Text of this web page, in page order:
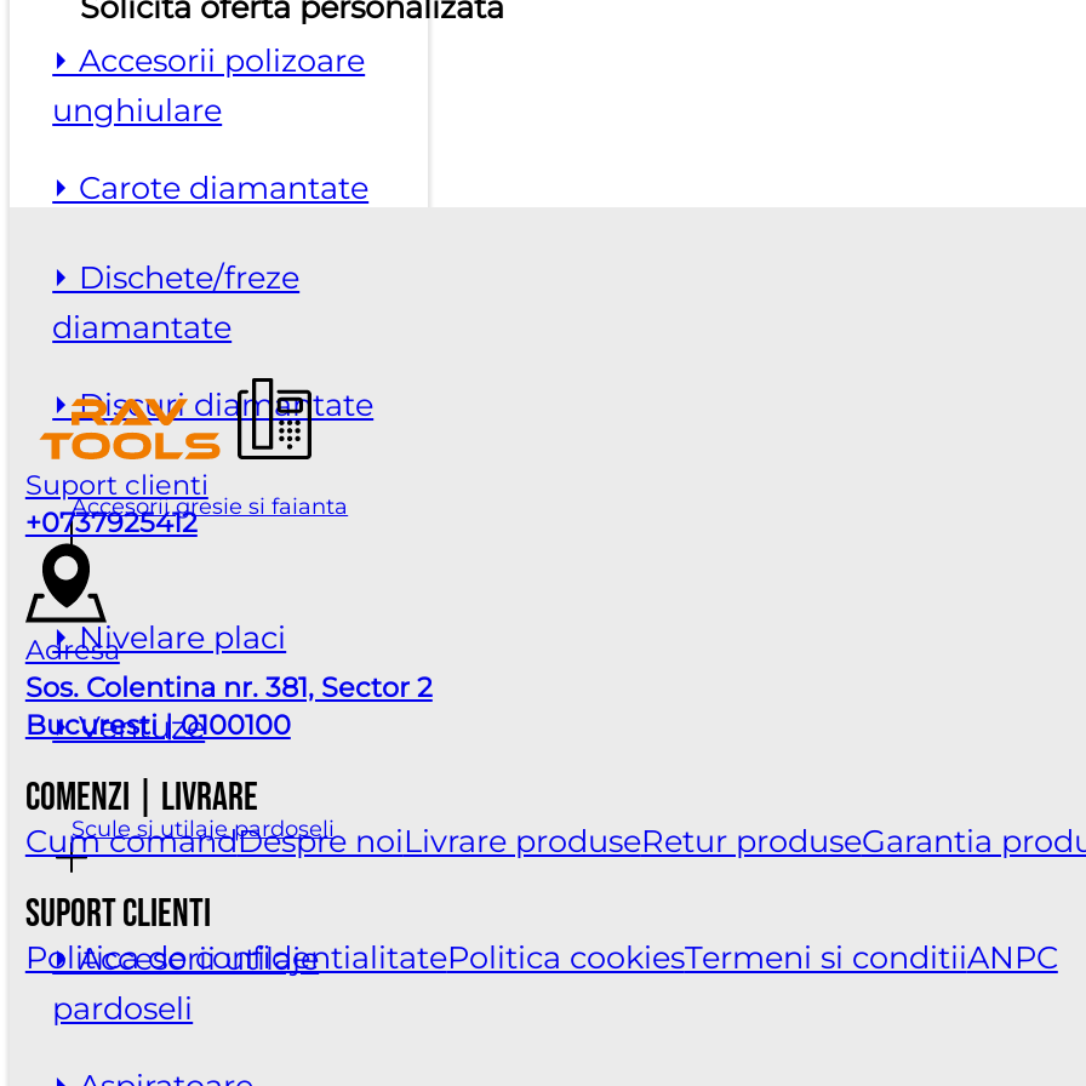
⏵ Accesorii polizoare
unghiulare
⏵ Carote diamantate
⏵ Dischete/freze
diamantate
⏵ Discuri diamantate
Accesorii gresie si faianta
⏵ Nivelare placi
⏵ Ventuze
Scule si utilaje pardoseli
⏵ Accesorii utilaje
pardoseli
Suport clienti
+0737925412
Adresa
Sos. Colentina nr. 381, Sector 2
Bucuresti | 0100100
Comenzi | Livrare
Cum comandDespre noiLivrare produseRetur produseGarantia
Suport clienti
Politica de confidentialitatePolitica cookiesTermeni si conditiiANPC